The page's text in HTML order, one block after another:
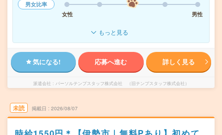
男女比率
女性
男性
もっと見る
気になる! 応募へ進む 詳しく見る
派遣会社 パーソルテンプスタッフ株式会社 （旧テンプスタッフ株式会社）
未読 掲載日 2026/08/07